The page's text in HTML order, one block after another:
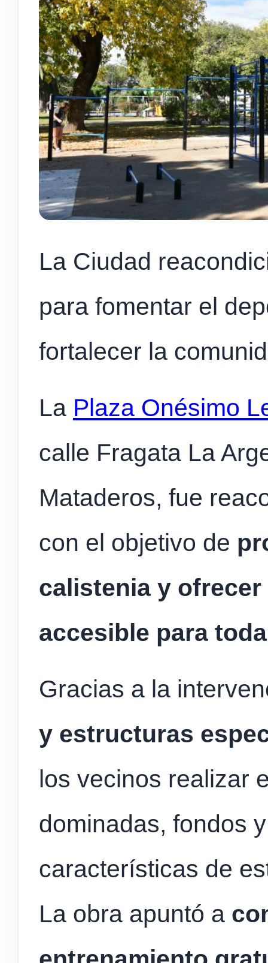
La Ciudad
para fomentar el
fortalecer la
La Plaza Onésimo
calle Fragata La
Mataderos, fue
con el objetivo de
calistenia y
accesible para
Gracias a la
y estructuras
los vecinos realizar
dominadas, fondos
características de
La obra apuntó a